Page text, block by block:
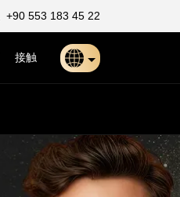
+90 553 183 45 22
接触
Indonesia